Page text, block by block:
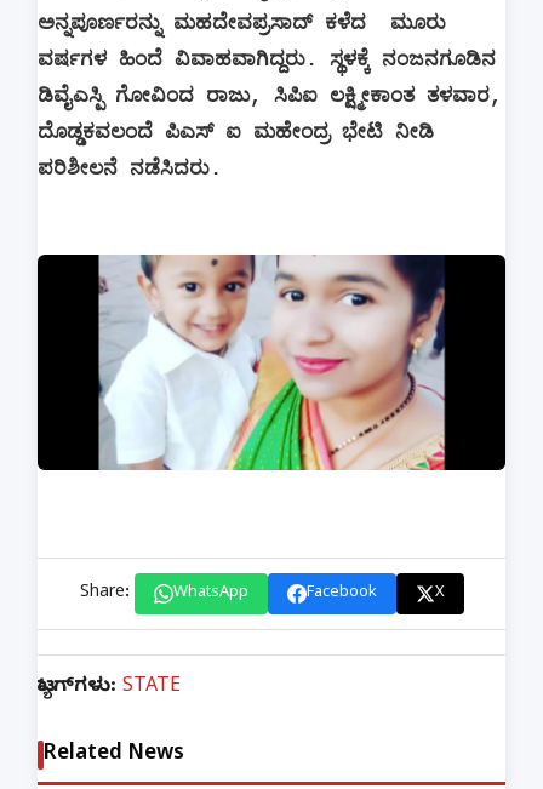
ಅನ್ನಪೂರ್ಣರನ್ನು ಮಹದೇವಪ್ರಸಾದ್ ಕಳೆದ ಮೂರು
ವರ್ಷಗಳ ಹಿಂದೆ ವಿವಾಹವಾಗಿದ್ದರು. ಸ್ಥಳಕ್ಕೆ ನಂಜನಗೂಡಿನ
ಡಿವೈಎಸ್ಪಿ ಗೋವಿಂದ ರಾಜು, ಸಿಪಿಐ ಲಕ್ಷ್ಮೀಕಾಂತ ತಳವಾರ,
ದೊಡ್ಡಕವಲಂದೆ ಪಿಎಸ್ ಐ ಮಹೇಂದ್ರ ಭೇಟಿ ನೀಡಿ
ಪರಿಶೀಲನೆ ನಡೆಸಿದರು.
Share: WhatsApp Facebook X
ಟ್ಯಾಗ್‌ಗಳು: STATE
Related News